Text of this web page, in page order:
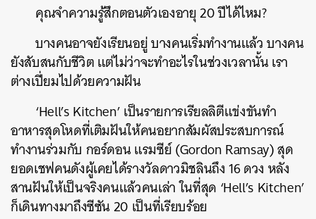
คุณจำความรู้สึกตอนตัวเองอายุ 20 ปีได้ไหม?
บางคนอาจยังเรียนอยู่ บางคนเริ่มทำงานแล้ว บางคน
ยังสับสนกับชีวิต แต่ไม่ว่าจะทำอะไรในช่วงเวลานั้น เรา
ต่างเปี่ยมไปด้วยความฝัน
‘Hell’s Kitchen’ เป็นรายการเรียลลิตีแข่งขันทำ
อาหารสุดโหดที่เติมฝันให้คนอยากสัมผัสประสบการณ์
ทำงานร่วมกับ กอร์ดอน แรมซีย์ (Gordon Ramsay) สุด
ยอดเชฟคนดังผู้เคยได้รางวัลดาวมิชลินถึง 16 ดวง หลัง
สานฝันให้เป็นจริงคนแล้วคนเล่า ในที่สุด ‘Hell’s Kitchen’
ก็เดินทางมาถึงซีซัน 20 เป็นที่เรียบร้อย